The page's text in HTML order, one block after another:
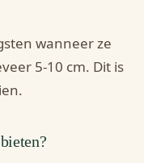
wanneer ze
5-10 cm. Dit is